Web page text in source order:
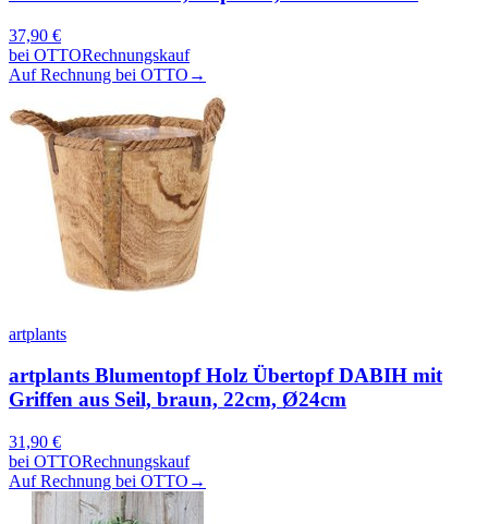
37,90 €
bei OTTORechnungskauf
Auf Rechnung bei OTTO →
artplants
artplants Blumentopf Holz Übertopf DABIH mit
Griffen aus Seil, braun, 22cm, Ø24cm
31,90 €
bei OTTORechnungskauf
Auf Rechnung bei OTTO →